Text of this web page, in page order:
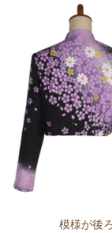
模様が後